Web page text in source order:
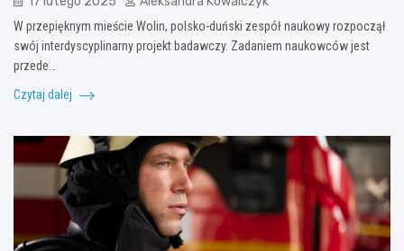
W przepięknym mieście Wolin, polsko-duński zespół naukowy rozpoczął
swój interdyscyplinarny projekt badawczy. Zadaniem naukowców jest
przede…
Czytaj dalej